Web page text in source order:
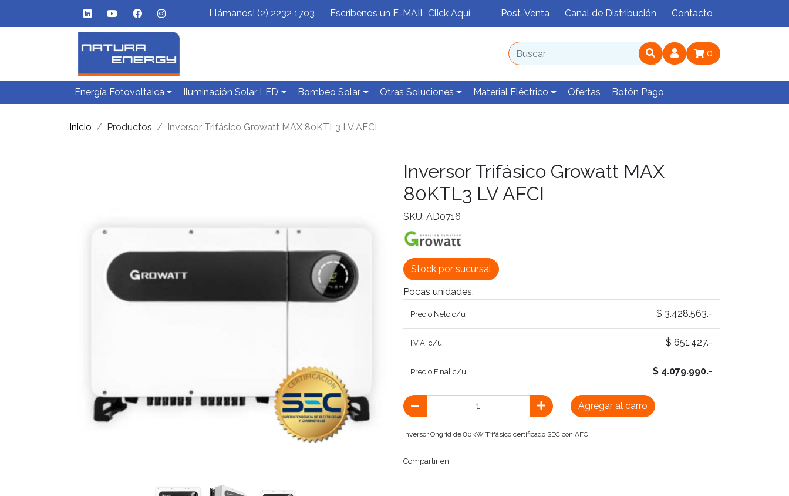
Llámanos! (2) 2232 1703 Escríbenos un E-MAIL Click Aquí Post-Venta Canal de Distribución Contacto
0
Energía Fotovoltaica Iluminación Solar LED Bombeo Solar Otras Soluciones Material Eléctrico Ofertas Botón Pago
Inicio Productos Inversor Trifásico Growatt MAX 80KTL3 LV AFCI
Inversor Trifásico Growatt MAX
80KTL3 LV AFCI
SKU: AD0716
Stock por sucursal
Pocas unidades.
Precio Neto c/u $ 3.428.563.-
I.V.A. c/u $ 651.427.-
Precio Final c/u $ 4.079.990.-
Agregar al carro
Inversor Ongrid de 80kW Trifásico certificado SEC con AFCI.
Compartir en: